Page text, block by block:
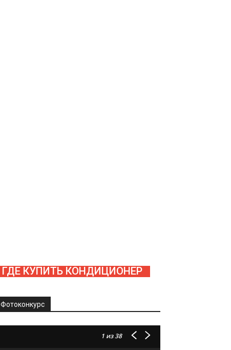
ГДЕ КУПИТЬ КОНДИЦИОНЕР
Фотоконкурс
1 из 38